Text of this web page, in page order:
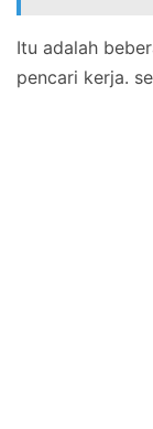
Itu adalah
pencari kerja.